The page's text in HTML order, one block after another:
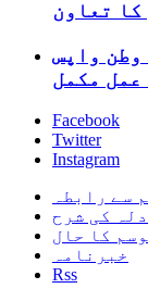
وطن واپس
عمل مکمل
Facebook
Twitter
Instagram
سے رابطہ
کی شرح
کا حال
خبرنامہ
Rss